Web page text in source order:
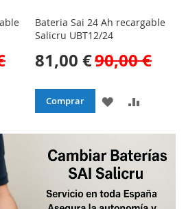
COMPARAR
Bateria Sai 24 Ah recargable
Salicru UBT12/24
81,00 €90,00 €
Comprar
AÑADIR
LA
LISTA
DE